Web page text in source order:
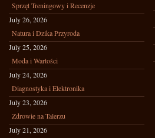
Sprzęt Treningowy i Recenzje
July 26, 2026
Natura i Dzika Przyroda
July 25, 2026
Moda i Wartości
July 24, 2026
Diagnostyka i Elektronika
July 23, 2026
Zdrowie na Talerzu
July 21, 2026